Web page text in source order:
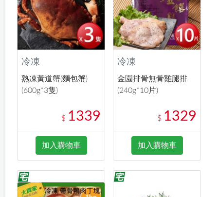
冷凍
熟凍黃道蟹(麵包蟹)
(600g*3隻)
$ 1339
加入購物車
冷凍
金園排骨無骨雞腿排
(240g*10片)
$ 1329
加入購物車